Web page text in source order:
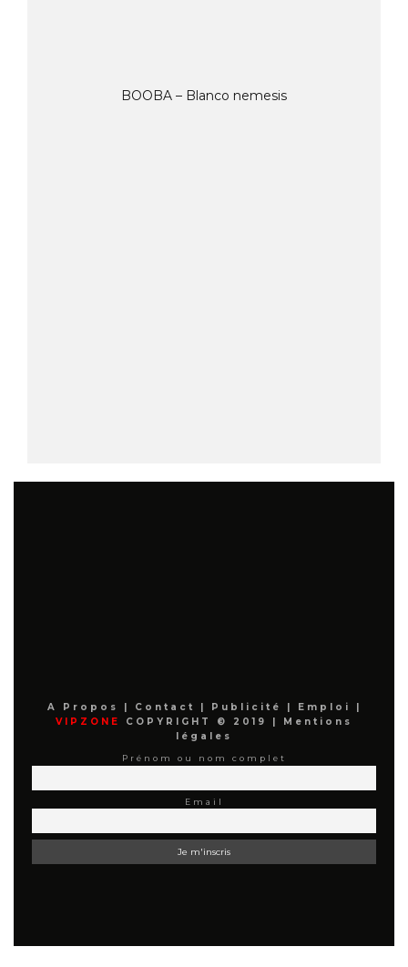
BOOBA – Blanco nemesis
A Propos Contact Publicité Emploi
VIPZONE
COPYRIGHT © 2019 |
Mentions
légales
Prénom ou nom complet
Email